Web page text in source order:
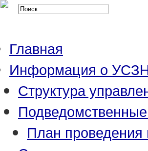
Главная
Информация о
Структура
План